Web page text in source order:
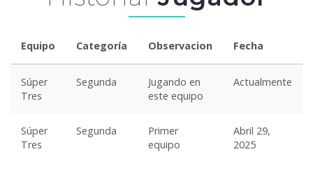
Equipo Categoría Observacion Fecha
Súper
Tres
Segunda
Jugando en
este equipo
Actualmente
Súper
Tres
Segunda
Primer
equipo
Abril 29,
2025